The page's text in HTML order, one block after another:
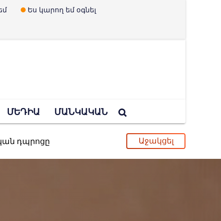
Ես կարող եմ օգնել
ՄԵԴԻԱ ՄԱՆԿԱԿԱՆ
դպրոցը
երեխաներ չունենալու պրոպագանդան